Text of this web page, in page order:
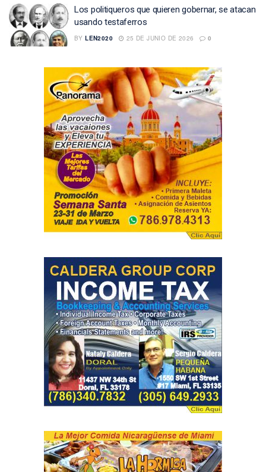
Los politiqueros que quieren gobernar, se atacan
usando testaferros
BY LEN2020 25 DE JUNIO DE 2026 0